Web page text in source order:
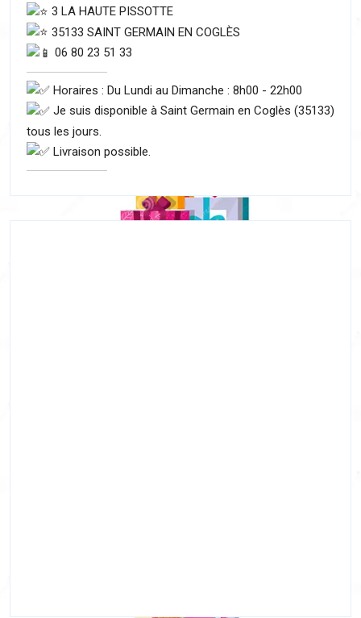
3 LA HAUTE PISSOTTE
35133 SAINT GERMAIN EN COGLÈS
06 80 23 51 33
Horaires : Du Lundi au Dimanche : 8h00 - 22h00
Je suis disponible à Saint Germain en Coglès (35133)
tous les jours.
Livraison possible.